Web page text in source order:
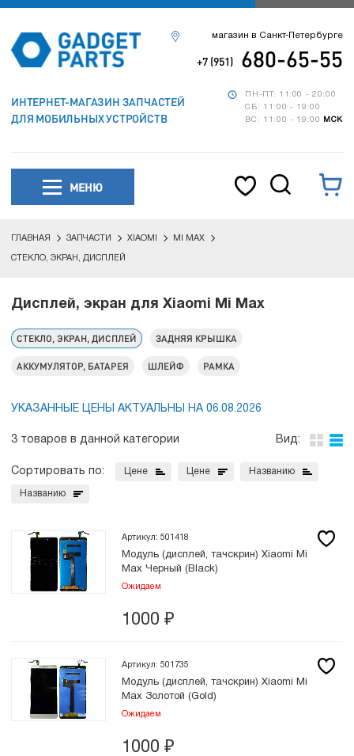
ИНТЕРНЕТ-МАГАЗИН ЗАПЧАСТЕЙ
ДЛЯ МОБИЛЬНЫХ УСТРОЙСТВ
ПН-ПТ: 11:00 - 20:00
СБ: 11:00 - 19:00
ВС: 11:00 - 19:00
МСК
магазин в Санкт-Петербурге
+7 (951) 680-65-55
МЕНЮ
ГЛАВНАЯ ЗАПЧАСТИ XIAOMI MI MAX
СТЕКЛО, ЭКРАН, ДИСПЛЕЙ
Дисплей, экран для Xiaomi Mi Max
СТЕКЛО, ЭКРАН, ДИСПЛЕЙ ЗАДНЯЯ КРЫШКА
АККУМУЛЯТОР, БАТАРЕЯ ШЛЕЙФ РАМКА
УКАЗАННЫЕ ЦЕНЫ АКТУАЛЬНЫ НА 06.08.2026
3 товаров в данной категории Вид:
Сортировать по: Цене Цене Названию
Названию
Артикул: 501418
Модуль (дисплей, тачскрин) Xiaomi Mi
Max Черный (Black)
Ожидаем
1000 ₽
Артикул: 501735
Модуль (дисплей, тачскрин) Xiaomi Mi
Max Золотой (Gold)
Ожидаем
1000 ₽